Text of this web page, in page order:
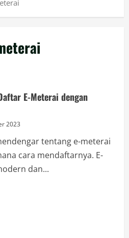
E-Meterai dengan
2023
tentang e-meterai
cara mendaftarnya. E-
dan...